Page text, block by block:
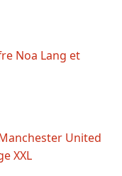
Noa Lang et
United
XXL